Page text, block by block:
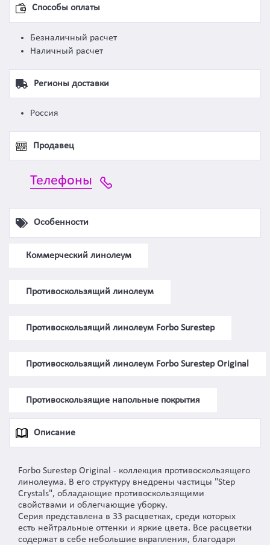
Способы оплаты
Безналичный расчет
Наличный расчет
Регионы доставки
Россия
Продавец
Телефоны
Особенности
Коммерческий линолеум
Противоскользящий линолеум
Противоскользящий линолеум Forbo Surestep
Противоскользящий линолеум Forbo Surestep Original
Противоскользящие напольные покрытия
Описание
Forbo Surestep Original - коллекция противоскользящего
линолеума. В его структуру внедрены частицы "Step
Crystals", обладающие противоскользящими
свойствами и облегчающие уборку.
Серия представлена в 33 расцветках, среди которых
есть нейтральные оттенки и яркие цвета. Все расцветки
содержат в себе небольшие вкрапления, благодаря